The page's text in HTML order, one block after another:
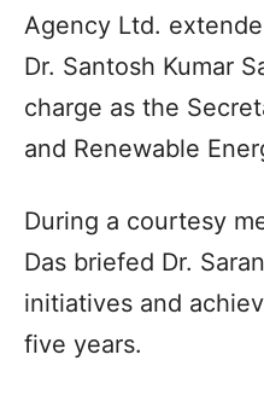
Agency Ltd.
Dr. Santosh Kumar
charge as the
and Renewable
During a courtesy
Das briefed Dr.
initiatives and
five years.